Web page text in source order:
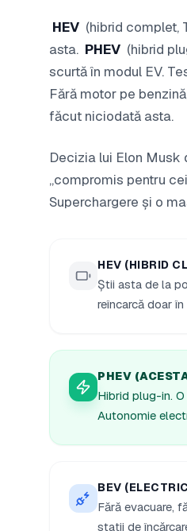
HEV (hibrid complet,
asta. PHEV (hibrid
scurtă în modul EV.
Fără motor pe
făcut niciodată asta.
Decizia lui Elon Musk
„compromis pentru
Superchargere și o
HEV (HIBRID
Știi asta de la
reîncarcă doar
PHEV
Hibrid plug-in.
Autonomie
BEV
Fără evacuare,
stații de